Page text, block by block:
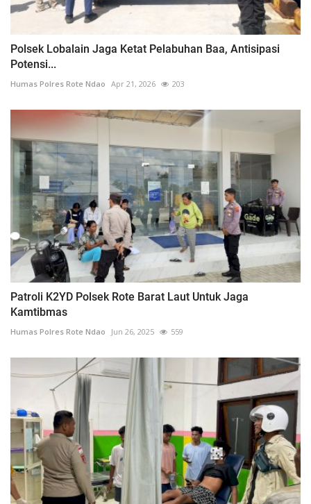
Polsek Lobalain Jaga Ketat Pelabuhan Baa, Antisipasi
Potensi...
Humas Polres Rote Ndao Apr 21, 2026 203
Patroli K2YD Polsek Rote Barat Laut Untuk Jaga
Kamtibmas
Humas Polres Rote Ndao Jun 26, 2025 559